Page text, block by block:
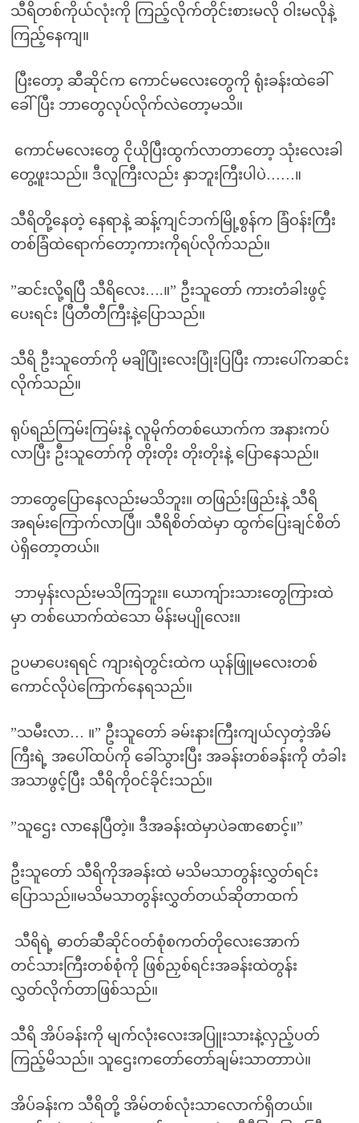
သီရိတစ်ကိုယ်လုံးကို ကြည့်လိုက်တိုင်းစားမလို ဝါးမလိုနဲ့
ကြည့်နေကျ။
ပြီးတော့ ဆီဆိုင်က ကောင်မလေးတွေကို ရုံးခန်းထဲခေါ်
ခေါ်ပြီး ဘာတွေလုပ်လိုက်လဲတော့မသိ။
ကောင်မလေးတွေ ငိုယိုပြီးထွက်လာတာတော့ သုံးလေးခါ
တွေ့ဖူးသည်။ ဒီလူကြီးလည်း နှာဘူးကြီးပါပဲ……။
သီရိတို့နေတဲ့ နေရာနဲ့ ဆန့်ကျင်ဘက်မြို့စွန်က ခြံဝန်းကြီး
တစ်ခြံထဲရောက်တော့ကားကိုရပ်လိုက်သည်။
”ဆင်းလို့ရပြီ သီရိလေး….။” ဦးသူတော် ကားတံခါးဖွင့်
ပေးရင်း ပြီတီတီကြီးနဲ့ပြောသည်။
သီရိ ဦးသူတော်ကို မချိပြုံးလေးပြုံးပြပြီး ကားပေါ်ကဆင်း
လိုက်သည်။
ရုပ်ရည်ကြမ်းကြမ်းနဲ့ လူမိုက်တစ်ယောက်က အနားကပ်
လာပြီး ဦးသူတော်ကို တိုးတိုး တိုးတိုးနဲ့ ပြောနေသည်။
ဘာတွေပြောနေလည်းမသိဘူး။ တဖြည်းဖြည်းနဲ့ သီရိ
အရမ်းကြောက်လာပြီ။ သီရိစိတ်ထဲမှာ ထွက်ပြေးချင်စိတ်
ပဲရှိတော့တယ်။
ဘာမှန်းလည်းမသိကြဘူး။ ယောကျ်ားသားတွေကြားထဲ
မှာ တစ်ယောက်ထဲသော မိန်းမပျိုလေး။
ဥပမာပေးရရင် ကျားရဲတွင်းထဲက ယုန်ဖြူမလေးတစ်
ကောင်လိုပဲကြောက်နေရသည်။
”သမီးလာ… ။” ဦးသူတော် ခမ်းနားကြီးကျယ်လှတဲ့အိမ်
ကြီးရဲ့ အပေါ်ထပ်ကို ခေါ်သွားပြီး အခန်းတစ်ခန်းကို တံခါး
အသာဖွင့်ပြီး သီရိကိုဝင်ခိုင်းသည်။
”သူဌေး လာနေပြီတဲ့။ ဒီအခန်းထဲမှာပဲခဏစောင့်။”
ဦးသူတော် သီရိကိုအခန်းထဲ မသိမသာတွန်းလွှတ်ရင်း
ပြောသည်။မသိမသာတွန်းလွှတ်တယ်ဆိုတာထက်
သီရိရဲ့ ဓာတ်ဆီဆိုင်ဝတ်စုံစကတ်တိုလေးအောက်
တင်သားကြီးတစ်စုံကို ဖြစ်ညှစ်ရင်းအခန်းထဲတွန်း
လွှတ်လိုက်တာဖြစ်သည်။
သီရိ အိပ်ခန်းကို မျက်လုံးလေးအပြူးသားနဲ့လှည့်ပတ်
ကြည့်မိသည်။ သူဌေးကတော်တော်ချမ်းသာတာာပဲ။
အိပ်ခန်းက သီရိတို့ အိမ်တစ်လုံးသာလောက်ရှိတယ်။